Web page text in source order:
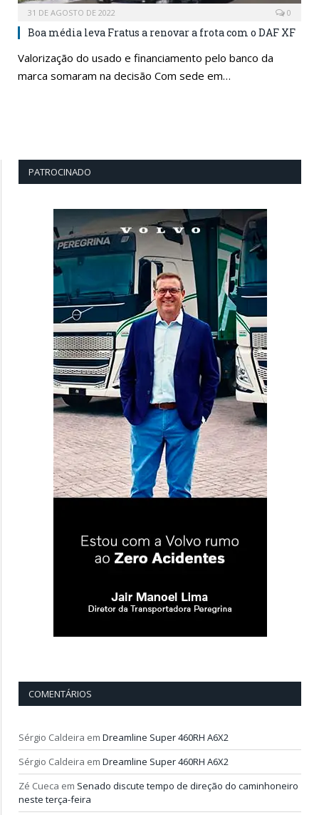
31 DE AGOSTO DE 2022 0
Boa média leva Fratus a renovar a frota com o DAF XF
Valorização do usado e financiamento pelo banco da
marca somaram na decisão Com sede em…
PATROCINADO
COMENTÁRIOS
Sérgio Caldeira em Dreamline Super 460RH A6X2
Sérgio Caldeira em Dreamline Super 460RH A6X2
Zé Cueca em Senado discute tempo de direção do caminhoneiro
neste terça-feira